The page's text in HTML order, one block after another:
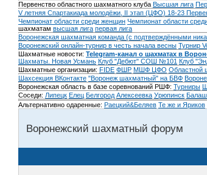
Первенство областного шахматного клуба Высшая лига
V летняя Спартакиада молодёжи, II этап (ЦФО) 18-23
Чемпионат области среди женщин Чемпионат области
шахматам высшая лига первая лига
Воронежская шахматная команда (с подтверждёнными
Воронежский онлайн-турнир в честь начала весны Турнир
Шахматные новости: Telegram-канал о шахматах в
Шахматы. Новая Усмань Клуб "Дебют" СОШ №101 Клуб
Шахматные организации: FIDE ФШР МШФ ЦФО Областной
Шахсекция ВКонтакте "Воронеж шахматный" на БВФ
Воронежская область в базе соревнований РШФ: Турниры
Соседи: Липецк Елец Белгород Алексеевка Урюпинск
Альтернативно одаренные: Раецкий&Беляев Те же и Яриков
Воронежский шахматный форум